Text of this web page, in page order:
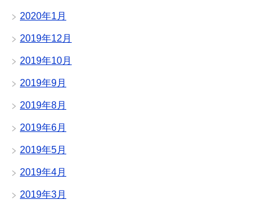
2020年1月
2019年12月
2019年10月
2019年9月
2019年8月
2019年6月
2019年5月
2019年4月
2019年3月